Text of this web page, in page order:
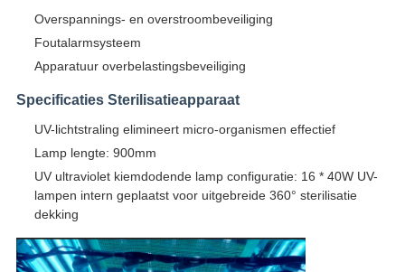
Overspannings- en overstroombeveiliging
Foutalarmsysteem
Apparatuur overbelastingsbeveiliging
Specificaties Sterilisatieapparaat
UV-lichtstraling elimineert micro-organismen effectief
Lamp lengte: 900mm
UV ultraviolet kiemdodende lamp configuratie: 16 * 40W UV-
lampen intern geplaatst voor uitgebreide 360° sterilisatie
dekking